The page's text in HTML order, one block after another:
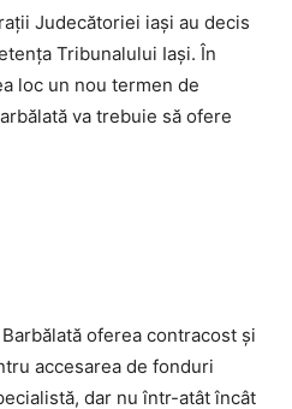
Judecătoriei iaşi au decis
Tribunalului Iaşi. În
loc un nou termen de
va trebuie să ofere
oferea contracost şi
accesarea de fonduri
dar nu într-atât încât